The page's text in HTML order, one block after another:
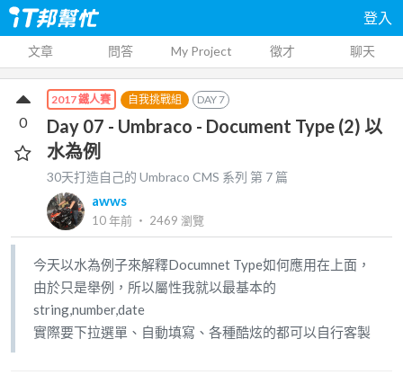
登入
文章 問答 My Project 徵才 聊天
2017 鐵人賽 自我挑戰組 DAY7
Day 07 - Umbraco - Document Type (2) 以
水為例
30天打造自己的 Umbraco CMS 系列 第 7 篇
awws
10 年前 ‧ 2469 瀏覽
0
今天以水為例子來解釋Documnet Type如何應用在上面，
由於只是舉例，所以屬性我就以最基本的
string,number,date
實際要下拉選單、自動填寫、各種酷炫的都可以自行客製